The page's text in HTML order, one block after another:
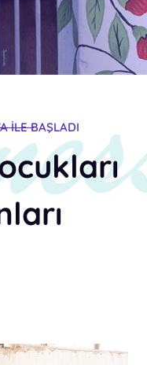
İLE BAŞLADI